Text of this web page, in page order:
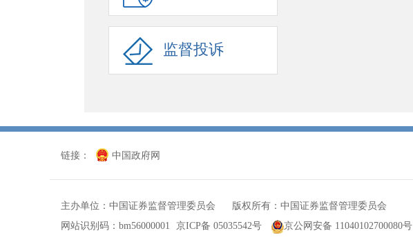
行政复议 (1540)
国际合作(1866)
监督投诉
链接： 中国政府网
主办单位：中国证券监督管理委员会 版权所有：中国证券监督管理委员会
网站识别码：bm56000001
京ICP备 05035542号 京公网安备 11040102700080号